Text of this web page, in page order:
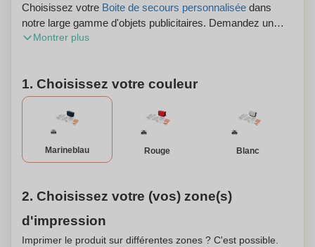
Choisissez votre Boite de secours personnalisée dans
notre large gamme d'objets publicitaires. Demandez un
aperçu numérique gratuit et profitez de la livraison gratuite
Montrer plus
1. Choisissez votre couleur
Marineblau Rouge Blanc
2. Choisissez votre (vos) zone(s)
d'impression
Imprimer le produit sur différentes zones ? C'est possible.